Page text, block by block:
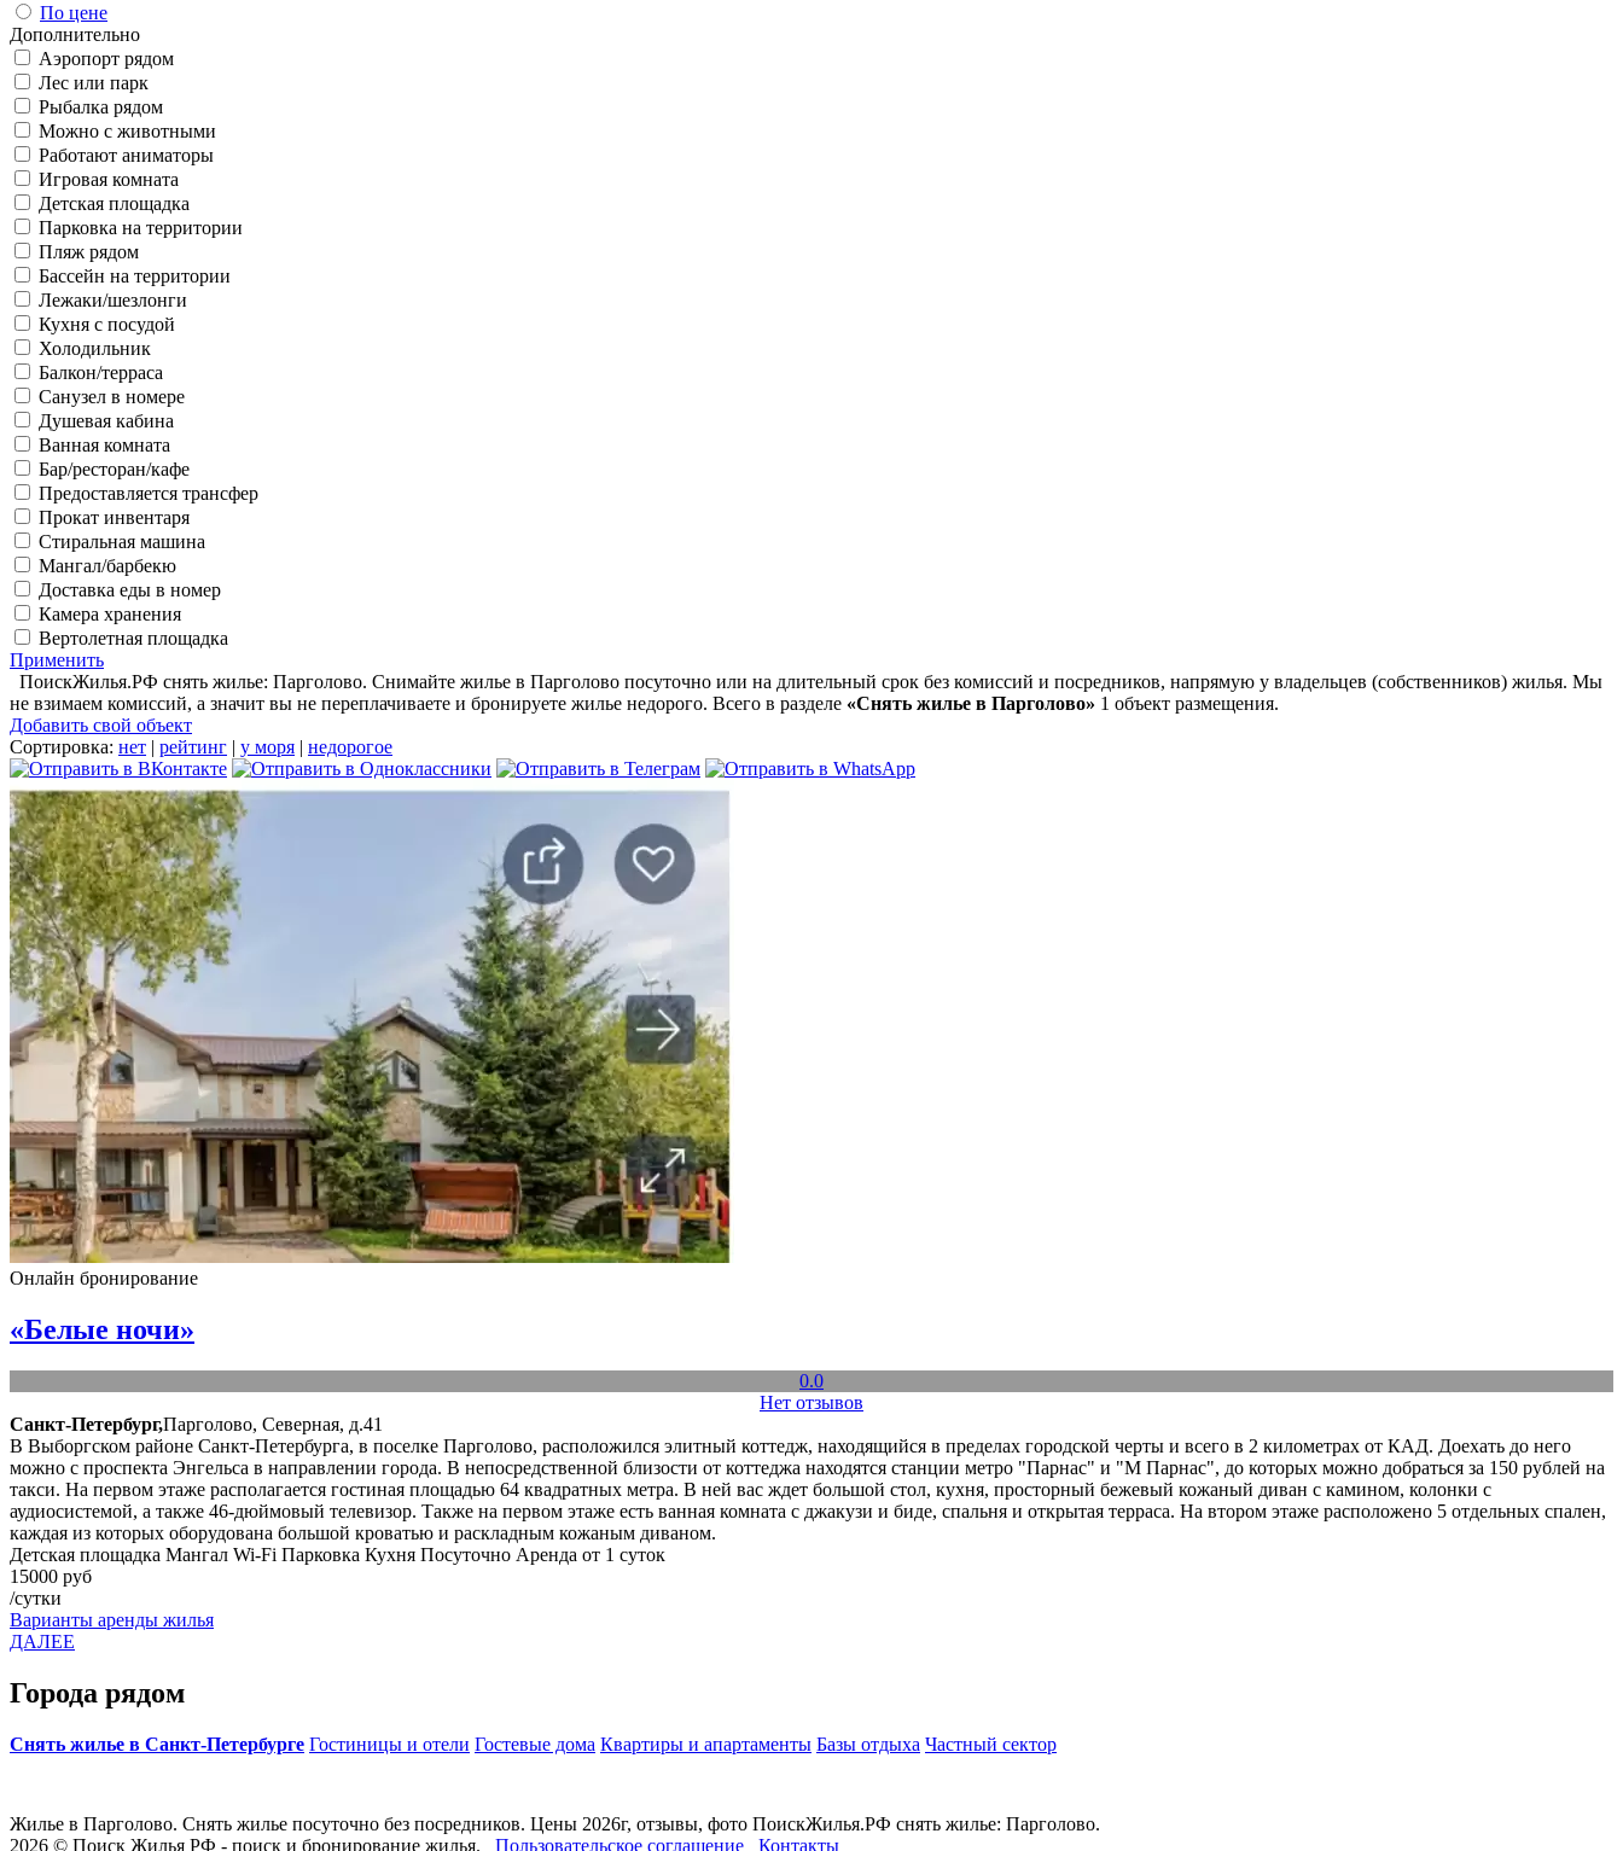
По цене
Дополнительно
Аэропорт рядом
Лес или парк
Рыбалка рядом
Можно с животными
Работают аниматоры
Игровая комната
Детская площадка
Парковка на территории
Пляж рядом
Бассейн на территории
Лежаки/шезлонги
Кухня с посудой
Холодильник
Балкон/терраса
Санузел в номере
Душевая кабина
Ванная комната
Бар/ресторан/кафе
Предоставляется трансфер
Прокат инвентаря
Стиральная машина
Мангал/барбекю
Доставка еды в номер
Камера хранения
Вертолетная площадка
Применить
ПоискЖилья.РФ снять жилье: Парголово. Снимайте жилье в Парголово посуточно или на длительный срок без комиссий и посредников, напрямую у владельцев (собственников) жилья. Мы
не взимаем комиссий, а значит вы не переплачиваете и бронируете жилье недорого. Всего в разделе «Снять жилье в Парголово» 1 объект размещения.
Добавить свой объект
Сортировка: нет | рейтинг | у моря | недорогое
Онлайн бронирование
«Белые ночи»
0.0
Нет отзывов
Санкт-Петербург,Парголово, Северная, д.41
В Выборгском районе Санкт-Петербурга, в поселке Парголово, расположился элитный коттедж, находящийся в пределах городской черты и всего в 2 километрах от КАД. Доехать до него
можно с проспекта Энгельса в направлении города. В непосредственной близости от коттеджа находятся станции метро "Парнас" и "М Парнас", до которых можно добраться за 150 рублей на
такси. На первом этаже располагается гостиная площадью 64 квадратных метра. В ней вас ждет большой стол, кухня, просторный бежевый кожаный диван с камином, колонки с
аудиосистемой, а также 46-дюймовый телевизор. Также на первом этаже есть ванная комната с джакузи и биде, спальня и открытая терраса. На втором этаже расположено 5 отдельных спален,
каждая из которых оборудована большой кроватью и раскладным кожаным диваном.
Детская площадка Мангал Wi-Fi Парковка Кухня Посуточно Аренда от 1 суток
15000 руб
/сутки
Варианты аренды жилья
ДАЛЕЕ
Города рядом
Снять жилье в Санкт-Петербурге Гостиницы и отели Гостевые дома Квартиры и апартаменты Базы отдыха Частный сектор
Жилье в Парголово. Снять жилье посуточно без посредников. Цены 2026г, отзывы, фото ПоискЖилья.РФ снять жилье: Парголово.
2026 © Поиск Жилья РФ - поиск и бронирование жилья. Пользовательское соглашение Контакты